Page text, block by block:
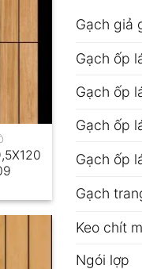
Gạch giả
Gạch ốp
Gạch ốp
Gạch ốp
Gạch ốp
Gạch
Keo chít
Ngói lợp